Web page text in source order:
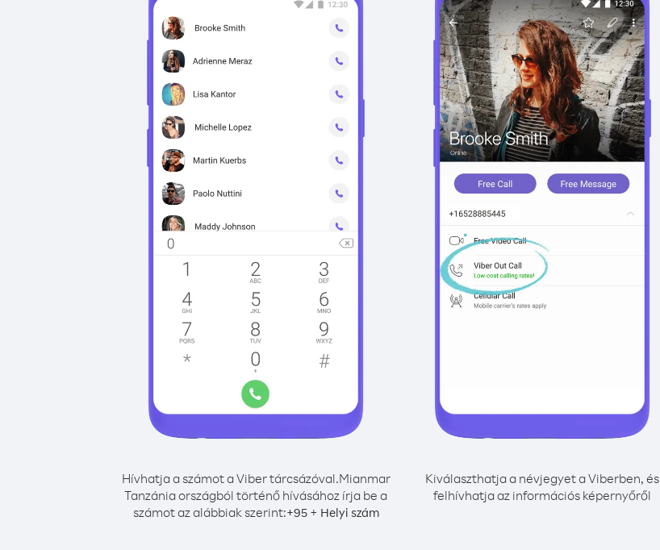
Hívhatja a számot a Viber tárcsázóval.Mianmar
Tanzánia országból történő hívásához írja be a
számot az alábbiak szerint:+95+ Helyi szám
Kiválaszthatja a névjegyet a Viberben, és
felhívhatja az információs képernyőről